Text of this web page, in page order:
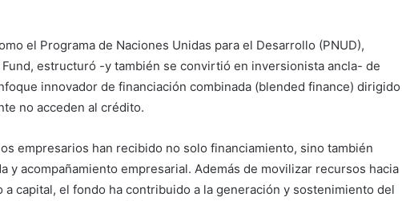
el Programa de Naciones Unidas para el Desarrollo (PNUD),
estructuró -y también se convirtió en inversionista ancla- de
innovador de financiación combinada (blended finance) dirigido
no acceden al crédito.
empresarios han recibido no solo financiamiento, sino también
y acompañamiento empresarial. Además de movilizar recursos hacia
a capital, el fondo ha contribuido a la generación y sostenimiento del